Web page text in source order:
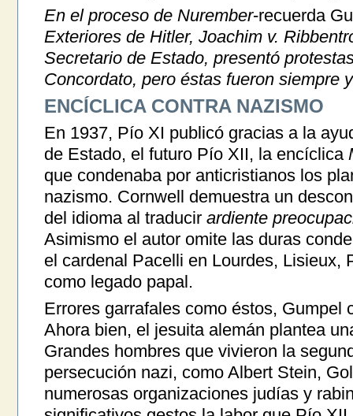
En el proceso de Nurember-recuerda
Exteriores de Hitler, Joachim v.
Secretario de Estado, presentó
Concordato, pero éstas fueron siempre
ENCÍCLICA CONTRA NAZISMO
En 1937, Pío XI publicó gracias a la
de Estado, el futuro Pío XII, la encíclica
que condenaba por anticristianos los
nazismo. Cornwell demuestra un
del idioma al traducir ardiente
Asimismo el autor omite las duras
el cardenal Pacelli en Lourdes, Lisieux,
como legado papal.
Errores garrafales como éstos, Gumpel
Ahora bien, el jesuita alemán plantea
Grandes hombres que vivieron la
persecución nazi, como Albert Stein,
numerosas organizaciones judías y